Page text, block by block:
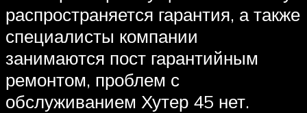
распространяется гарантия, а также
специалисты компании
занимаются пост гарантийным
ремонтом, проблем с
обслуживанием Хутер 45 нет.